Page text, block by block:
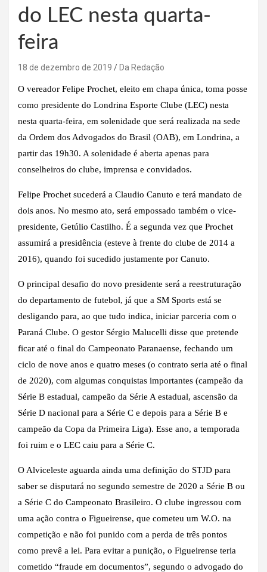
do LEC nesta quarta-
feira
18 de dezembro de 2019 Da Redação
O vereador Felipe Prochet, eleito em chapa única, toma posse
como presidente do Londrina Esporte Clube (LEC) nesta
nesta quarta-feira, em solenidade que será realizada na sede
da Ordem dos Advogados do Brasil (OAB), em Londrina, a
partir das 19h30. A solenidade é aberta apenas para
conselheiros do clube, imprensa e convidados.
Felipe Prochet sucederá a Claudio Canuto e terá mandato de
dois anos. No mesmo ato, será empossado também o vice-
presidente, Getúlio Castilho. É a segunda vez que Prochet
assumirá a presidência (esteve à frente do clube de 2014 a
2016), quando foi sucedido justamente por Canuto.
O principal desafio do novo presidente será a reestruturação
do departamento de futebol, já que a SM Sports está se
desligando para, ao que tudo indica, iniciar parceria com o
Paraná Clube. O gestor Sérgio Malucelli disse que pretende
ficar até o final do Campeonato Paranaense, fechando um
ciclo de nove anos e quatro meses (o contrato seria até o final
de 2020), com algumas conquistas importantes (campeão da
Série B estadual, campeão da Série A estadual, ascensão da
Série D nacional para a Série C e depois para a Série B e
campeão da Copa da Primeira Liga). Esse ano, a temporada
foi ruim e o LEC caiu para a Série C.
O Alviceleste aguarda ainda uma definição do STJD para
saber se disputará no segundo semestre de 2020 a Série B ou
a Série C do Campeonato Brasileiro. O clube ingressou com
uma ação contra o Figueirense, que cometeu um W.O. na
competição e não foi punido com a perda de três pontos
como prevê a lei. Para evitar a punição, o Figueirense teria
cometido “fraude em documentos”, segundo o advogado do